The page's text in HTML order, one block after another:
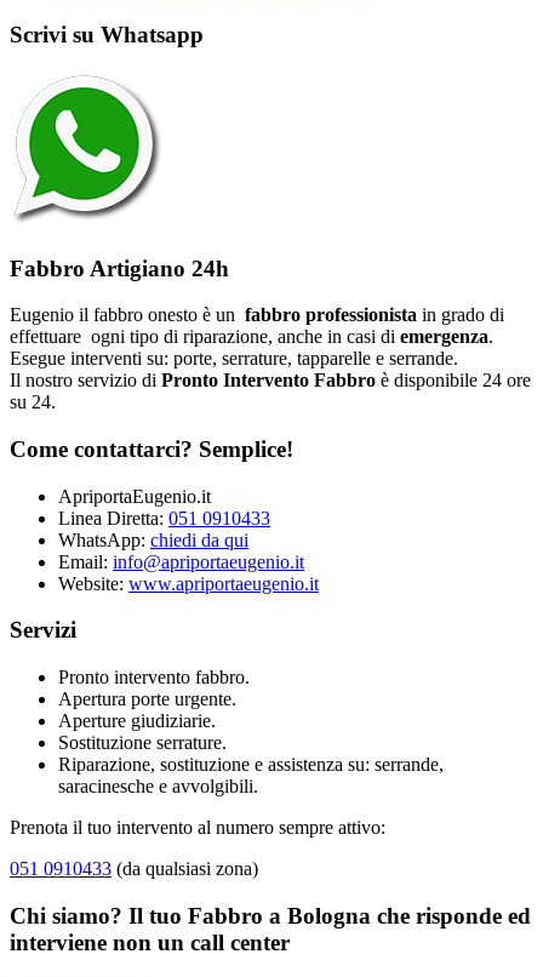
Scrivi su Whatsapp
Fabbro Artigiano 24h
Eugenio il fabbro onesto è un fabbro professionista in grado di
effettuare ogni tipo di riparazione, anche in casi di emergenza.
Esegue interventi su: porte, serrature, tapparelle e serrande.
Il nostro servizio di Pronto Intervento Fabbro è disponibile 24 ore
su 24.
Come contattarci? Semplice!
ApriportaEugenio.it
Linea Diretta: 051 0910433
WhatsApp: chiedi da qui
Email: info@apriportaeugenio.it
Website: www.apriportaeugenio.it
Servizi
Pronto intervento fabbro.
Apertura porte urgente.
Aperture giudiziarie.
Sostituzione serrature.
Riparazione, sostituzione e assistenza su: serrande,
saracinesche e avvolgibili.
Prenota il tuo intervento al numero sempre attivo:
051 0910433 (da qualsiasi zona)
Chi siamo? Il tuo Fabbro a Bologna che risponde ed
interviene non un call center